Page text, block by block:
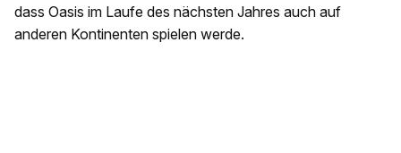
dass Oasis im Laufe des nächsten Jahres auch auf
anderen Kontinenten spielen werde.